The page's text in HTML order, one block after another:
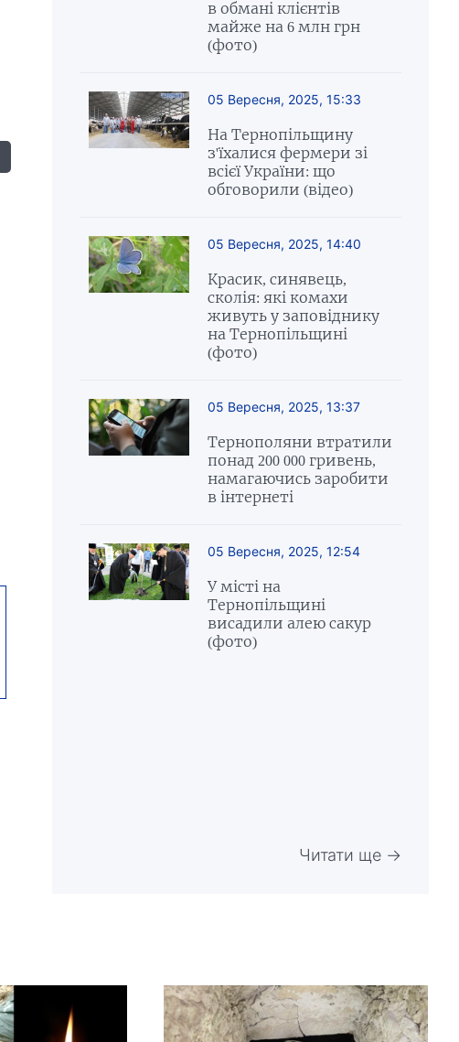
в обмані клієнтів
майже на 6 млн грн
(фото)
05 Вересня, 2025, 15:33
На Тернопільщину
з'їхалися фермери зі
всієї України: що
обговорили (відео)
05 Вересня, 2025, 14:40
Красик, синявець,
сколія: які комахи
живуть у заповіднику
на Тернопільщині
(фото)
05 Вересня, 2025, 13:37
Тернополяни втратили
понад 200 000 гривень,
намагаючись заробити
в інтернеті
05 Вересня, 2025, 12:54
У місті на
Тернопільщині
висадили алею сакур
(фото)
Читати ще →